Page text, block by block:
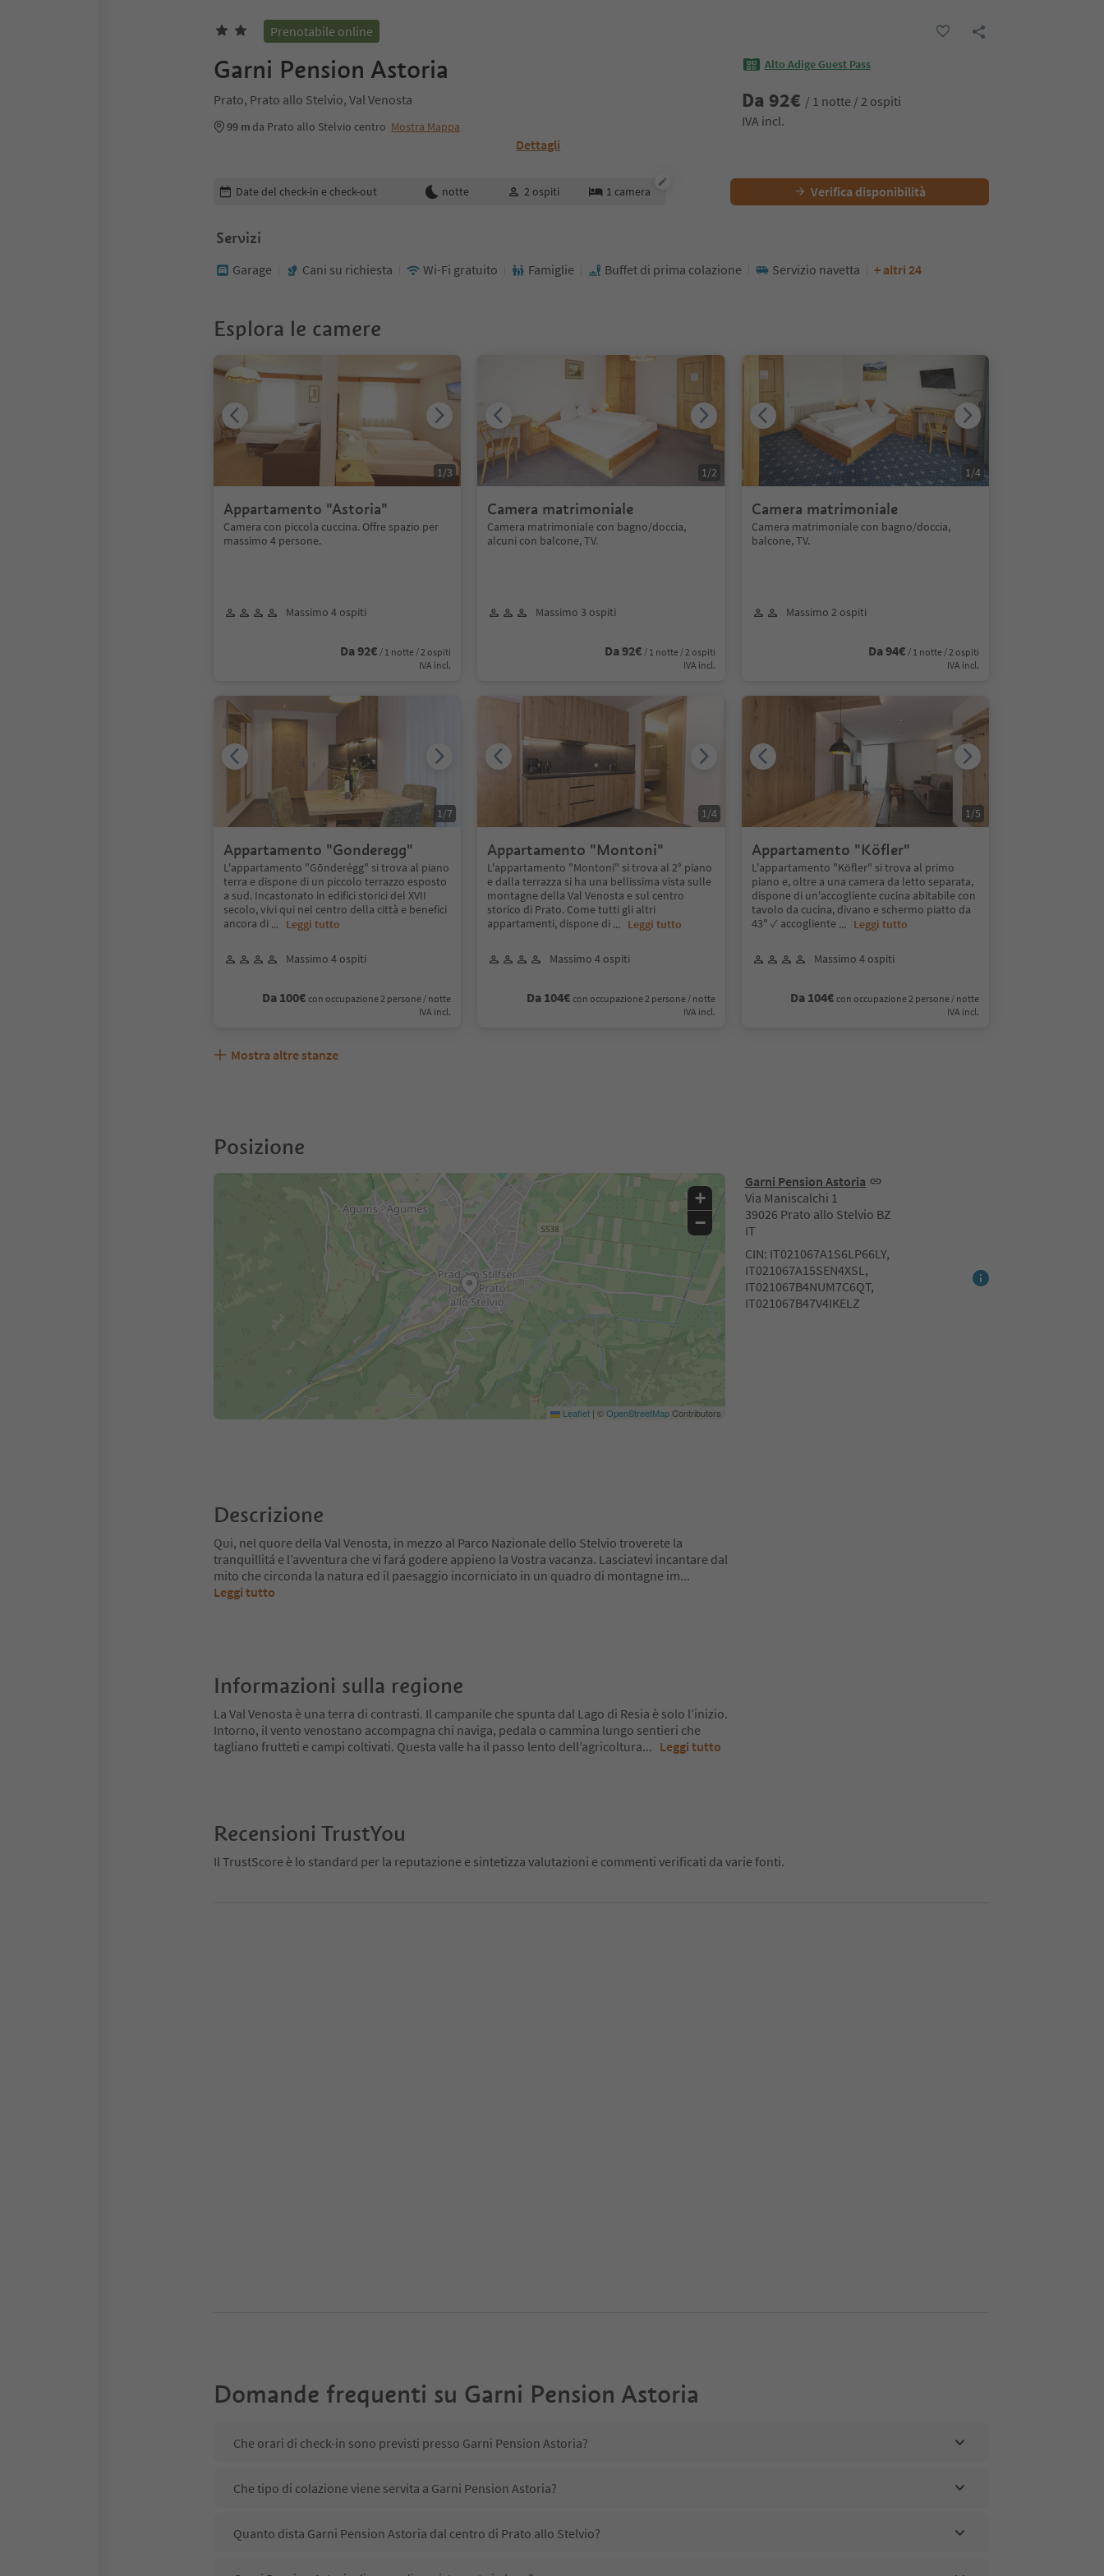
Prenotabile online
Garni Pension Astoria
Prato, Prato allo Stelvio, Val Venosta
99 m da Prato allo Stelvio centro Mostra Mappa
Dettagli
Alto Adige Guest Pass
Da 92€ / 1 notte / 2 ospiti
IVA incl.
Modifica i dettagli della prenotazione
Date del check-in e check-out notte 2 ospiti 1 camera Verifica disponibilità
Servizi
Garage Cani su richiesta Wi-Fi gratuito Famiglie Buffet di prima colazione Servizio navetta + altri 24
Esplora le camere
Appartamento "Astoria"
Camera con piccola cuccina. Offre spazio per
massimo 4 persone.
Massimo 4 ospiti
Da 92€ / 1 notte / 2 ospiti
IVA incl.
1/3
Camera matrimoniale
Camera matrimoniale con bagno/doccia,
alcuni con balcone, TV.
Massimo 3 ospiti
Da 92€ / 1 notte / 2 ospiti
IVA incl.
1/2
Camera matrimoniale
Camera matrimoniale con bagno/doccia,
balcone, TV.
Massimo 2 ospiti
Da 94€ / 1 notte / 2 ospiti
IVA incl.
1/4
Appartamento "Gonderegg"
L'appartamento "Gōnderėgg" si trova al piano
terra e dispone di un piccolo terrazzo esposto
a sud. Incastonato in edifici storici del XVII
secolo, vivi qui nel centro della città e benefici
ancora di ... Leggi tutto
Massimo 4 ospiti
Da 100€ con occupazione 2 persone / notte
IVA incl.
1/7
Appartamento "Montoni"
L'appartamento "Montoni" si trova al 2° piano
e dalla terrazza si ha una bellissima vista sulle
montagne della Val Venosta e sul centro
storico di Prato. Come tutti gli altri
appartamenti, dispone di ... Leggi tutto
Massimo 4 ospiti
Da 104€ con occupazione 2 persone / notte
IVA incl.
1/4
Appartamento "Köfler"
L'appartamento "Köfler" si trova al primo
piano e, oltre a una camera da letto separata,
dispone di un'accogliente cucina abitabile con
tavolo da cucina, divano e schermo piatto da
43" ✓ accogliente ... Leggi tutto
Massimo 4 ospiti
Da 104€ con occupazione 2 persone / notte
IVA incl.
1/5
Mostra altre stanze
Posizione
Garni Pension Astoria
Via Maniscalchi 1
39026 Prato allo Stelvio BZ
IT
CIN: IT021067A1S6LP66LY,
IT021067A15SEN4XSL,
IT021067B4NUM7C6QT,
IT021067B47V4IKELZ
+
−
Leaflet | ©OpenStreetMapContributors
Descrizione
Qui, nel quore della Val Venosta, in mezzo al Parco Nazionale dello Stelvio troverete la
tranquillitá e l’avventura che vi fará godere appieno la Vostra vacanza. Lasciatevi incantare dal
mito che circonda la natura ed il paesaggio incorniciato in un quadro di montagne im...
Leggi tutto
Informazioni sulla regione
La Val Venosta è una terra di contrasti. Il campanile che spunta dal Lago di Resia è solo l’inizio.
Intorno, il vento venostano accompagna chi naviga, pedala o cammina lungo sentieri che
tagliano frutteti e campi coltivati. Questa valle ha il passo lento dell’agricoltura... Leggi tutto
Recensioni TrustYou
Il TrustScore è lo standard per la reputazione e sintetizza valutazioni e commenti verificati da varie fonti.
Domande frequenti su Garni Pension Astoria
Che orari di check-in sono previsti presso Garni Pension Astoria?
Che tipo di colazione viene servita a Garni Pension Astoria?
Quanto dista Garni Pension Astoria dal centro di Prato allo Stelvio?